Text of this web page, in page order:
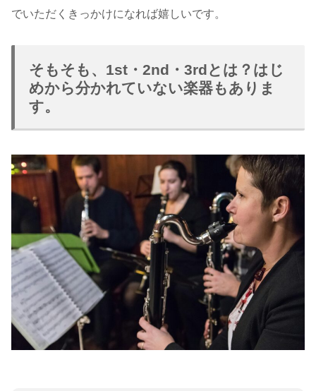
でいただくきっかけになれば嬉しいです。
そもそも、1st・2nd・3rdとは？はじ
めから分かれていない楽器もありま
す。